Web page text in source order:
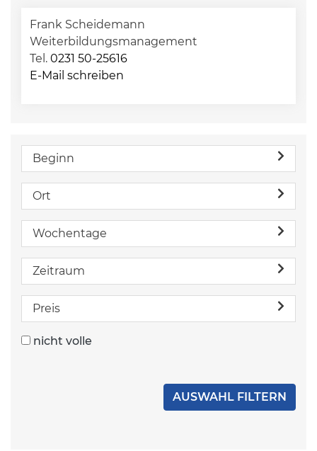
Frank Scheidemann
Weiterbildungsmanagement
Tel. 0231 50-25616
E-Mail schreiben
Beginn
Ort
Wochentage
Zeitraum
Preis
nicht volle